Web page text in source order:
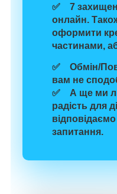
✅ 7
онлайн.
оформити
частинами,
✅ Обмін/
вам не
✅ А ще ми
радість для
запитання.